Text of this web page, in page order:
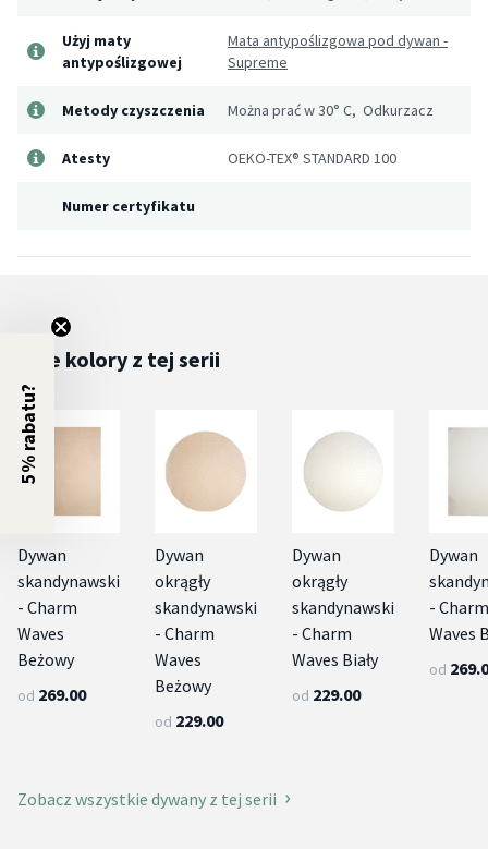
Użyj maty
antypoślizgowej
Mata antypoślizgowa pod dywan -
Supreme
Metody czyszczenia Można prać w 30° C, Odkurzacz
Atesty OEKO-TEX® STANDARD 100
Numer certyfikatu
Inne kolory z tej serii
Dywan
skandynawski
- Charm
Waves
Beżowy
od 269.00
Dywan
okrągły
skandynawski
- Charm
Waves
Beżowy
od 229.00
Dywan
okrągły
skandynawski
- Charm
Waves Biały
od 229.00
Dywan
- Charm
Waves
od
Zobacz wszystkie dywany z tej serii
5% rabatu?